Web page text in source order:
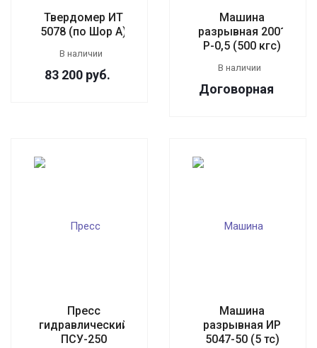
Твердомер ИТ
5078 (по Шор А)
В наличии
83 200 руб.
Машина
разрывная 2001
Р-0,5 (500 кгс)
В наличии
Договорная
Пресс
гидравлический
ПСУ-250
Машина
разрывная ИР
5047-50 (5 тс)